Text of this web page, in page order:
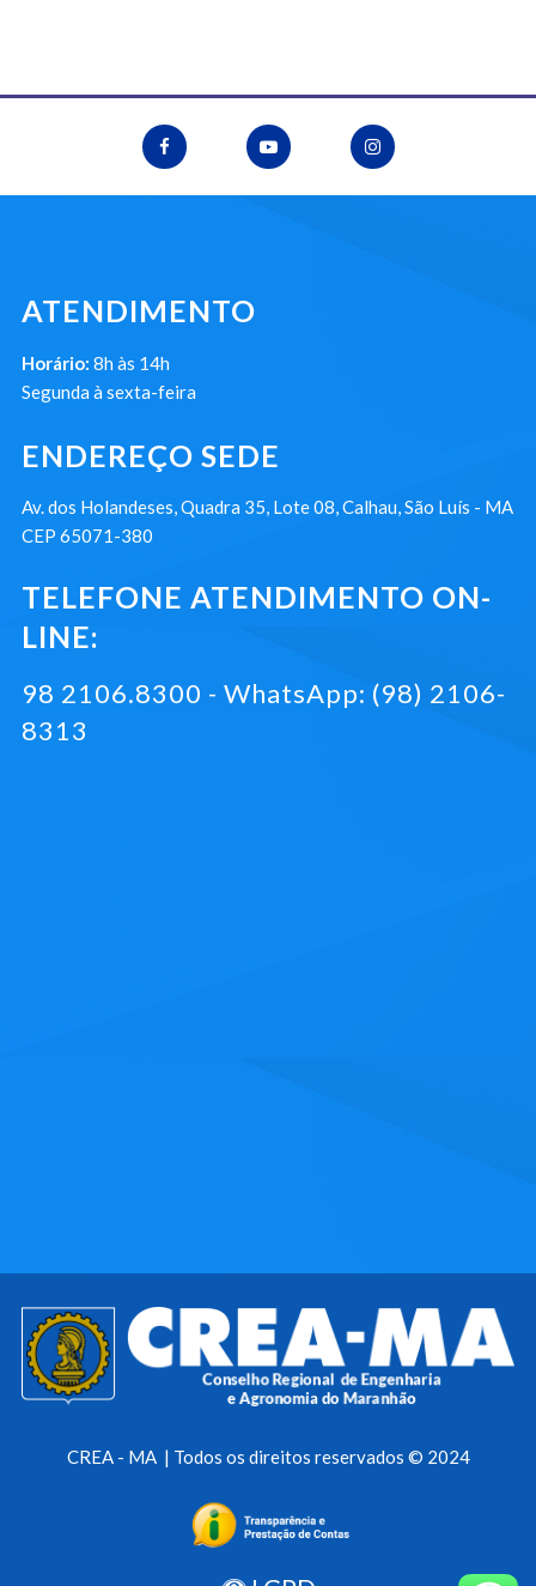
ATENDIMENTO
Horário: 8h às 14h
Segunda à sexta-feira
ENDEREÇO SEDE
Av. dos Holandeses, Quadra 35, Lote 08, Calhau, São Luís - MA
CEP 65071-380
TELEFONE ATENDIMENTO ON-
LINE:
98 2106.8300 - WhatsApp: (98) 2106-
8313
CREA - MA | Todos os direitos reservados © 2024